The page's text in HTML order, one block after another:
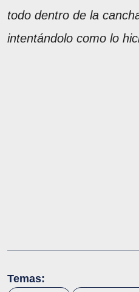
todo dentro de la
intentándolo como lo
Temas: